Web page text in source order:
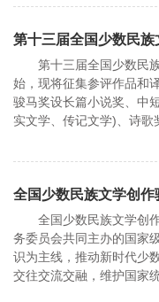
第十三届全国少数民
第十三届全国少数民族
始，现将征集参评作品和
骏马奖设长篇小说奖、中
实文学、传记文学)、诗歌
全国少数民族文学创作
全国少数民族文学创作
务委员会共同主办的国家
识为主线，推动新时代少
交往交流交融，维护国家